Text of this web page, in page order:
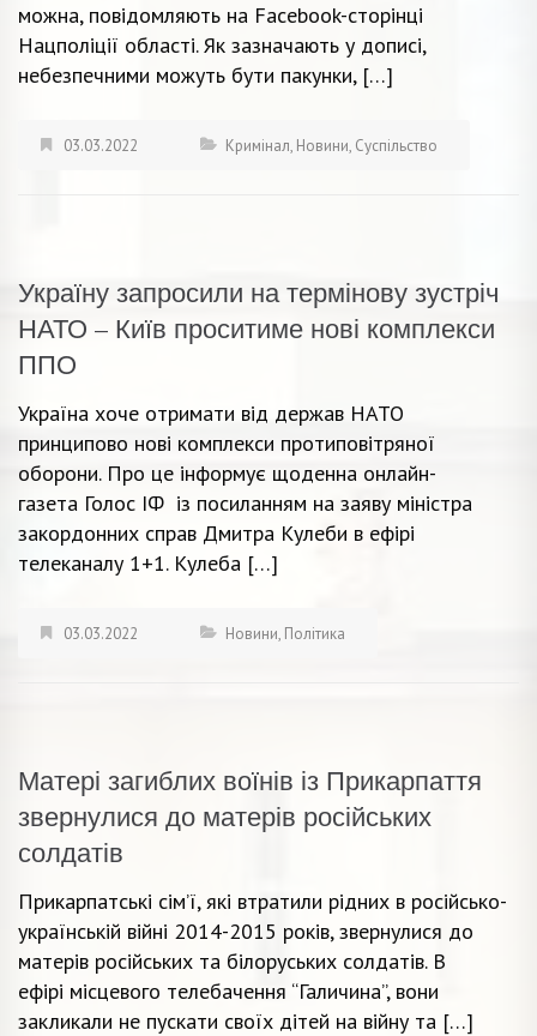
можна, повідомляють на Facebook-сторінці
Нацполіції області. Як зазначають у дописі,
небезпечними можуть бути пакунки, […]
03.03.2022 Кримінал, Новини, Суспільство
Україну запросили на термінову зустріч
НАТО – Київ проситиме нові комплекси
ППО
Україна хоче отримати від держав НАТО
принципово нові комплекси протиповітряної
оборони. Про це інформує щоденна онлайн-
газета Голос ІФ із посиланням на заяву міністра
закордонних справ Дмитра Кулеби в ефірі
телеканалу 1+1. Кулеба […]
03.03.2022 Новини, Політика
Матері загиблих воїнів із Прикарпаття
звернулися до матерів російських
солдатів
Прикарпатські сім’ї, які втратили рідних в російсько-
українській війні 2014-2015 років, звернулися до
матерів російських та білоруських солдатів. В
ефірі місцевого телебачення “Галичина”, вони
закликали не пускати своїх дітей на війну та […]